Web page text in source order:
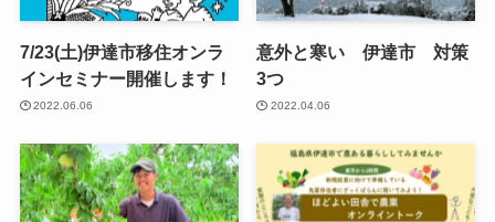
7/23(土)伊達市移住オンラ
インセミナー開催します！
2022.06.06
意外と寒い 伊達市 対策
3つ
2022.04.06